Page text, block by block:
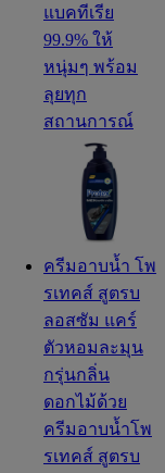
แบคทีเรีย
99.9% ให้
หนุ่มๆ พร้อม
ลุยทุก
สถานการณ์
ครีมอาบน้ำ โพ
รเทคส์ สูตรบ
ลอสซัม แคร์
ตัวหอมละมุน
กรุ่นกลิ่น
ดอกไม้ด้วย
ครีมอาบน้ำโพ
รเทคส์ สูตรบ